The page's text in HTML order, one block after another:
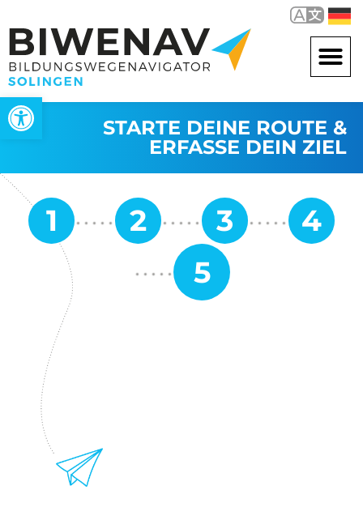
Werkzeugleiste öffnen
STARTE DEINE ROUTE &
ERFASSE DEIN ZIEL